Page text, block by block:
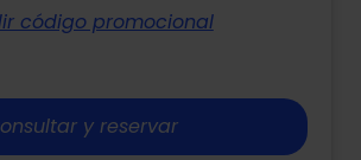
código promocional
y reservar